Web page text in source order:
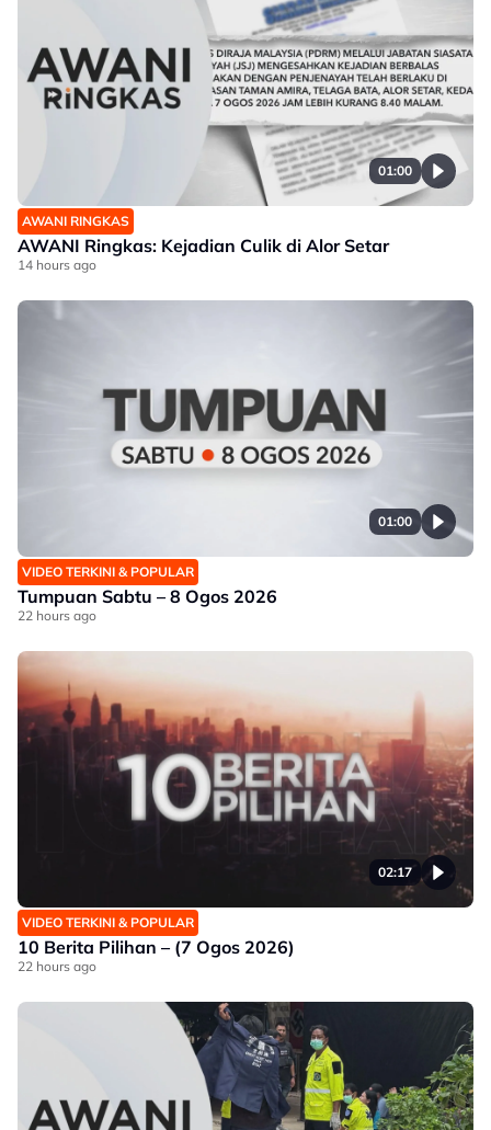
01:00
AWANI RINGKAS
AWANI Ringkas: Kejadian Culik di Alor Setar
14 hours ago
01:00
VIDEO TERKINI & POPULAR
Tumpuan Sabtu – 8 Ogos 2026
22 hours ago
02:17
VIDEO TERKINI & POPULAR
10 Berita Pilihan – (7 Ogos 2026)
22 hours ago